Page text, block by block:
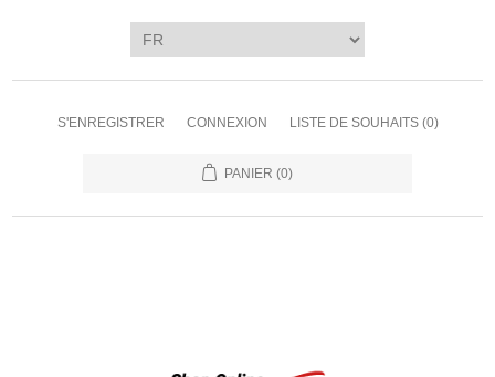
S'ENREGISTRER CONNEXION LISTE DE SOUHAITS (0)
PANIER (0)